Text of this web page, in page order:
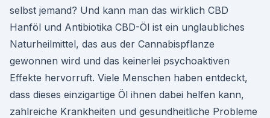
selbst jemand? Und kann man das wirklich CBD
Hanföl und Antibiotika CBD-Öl ist ein unglaubliches
Naturheilmittel, das aus der Cannabispflanze
gewonnen wird und das keinerlei psychoaktiven
Effekte hervorruft. Viele Menschen haben entdeckt,
dass dieses einzigartige Öl ihnen dabei helfen kann,
zahlreiche Krankheiten und gesundheitliche Probleme